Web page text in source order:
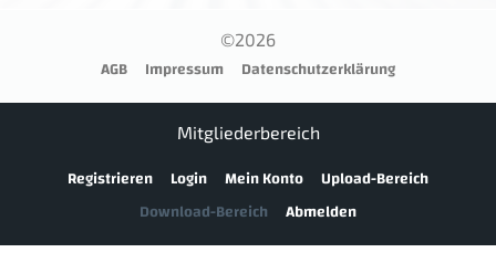
©2026
AGB Impressum Datenschutzerklärung
Mitgliederbereich
Registrieren Login Mein Konto
Upload-Bereich
Download-Bereich
Abmelden